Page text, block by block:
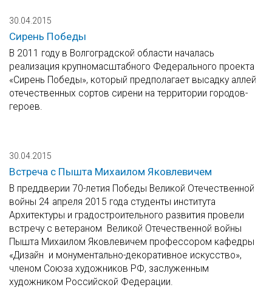
30.04.2015
Сирень Победы
В 2011 году в Волгоградской области началась
реализация крупномасштабного Федерального проекта
«Сирень Победы», который предполагает высадку аллей
отечественных сортов сирени на территории городов-
героев.
30.04.2015
Встреча с Пышта Михаилом Яковлевичем
В преддверии 70-летия Победы Великой Отечественной
войны 24 апреля 2015 года студенты института
Архитектуры и градостроительного развития провели
встречу с ветераном Великой Отечественной войны
Пышта Михаилом Яковлевичем профессором кафедры
«Дизайн и монументально-декоративное искусство»,
членом Союза художников РФ, заслуженным
художником Российской Федерации.